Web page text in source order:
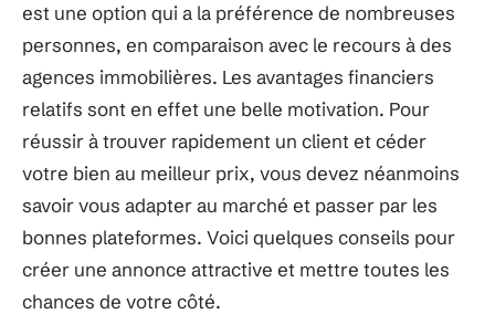
est une option qui a la préférence de nombreuses
personnes, en comparaison avec le recours à des
agences immobilières. Les avantages financiers
relatifs sont en effet une belle motivation. Pour
réussir à trouver rapidement un client et céder
votre bien au meilleur prix, vous devez néanmoins
savoir vous adapter au marché et passer par les
bonnes plateformes. Voici quelques conseils pour
créer une annonce attractive et mettre toutes les
chances de votre côté.